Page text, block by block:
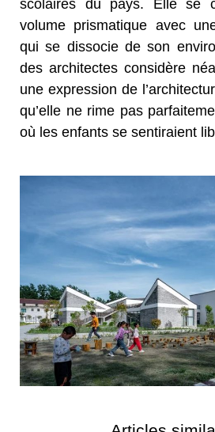
scolaires du pays. Elle se
volume prismatique avec
qui se dissocie de son
des architectes considère
une expression de
qu’elle ne rime pas
où les enfants se sentiraient